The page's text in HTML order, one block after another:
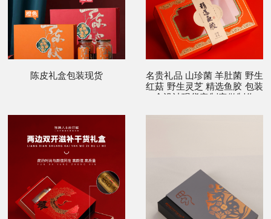
陈皮礼盒包装现货
名贵礼品 山珍菌 羊肚菌 野生
红菇 野生灵芝 精选鱼胶 包装
盒设计现货定制定做制作